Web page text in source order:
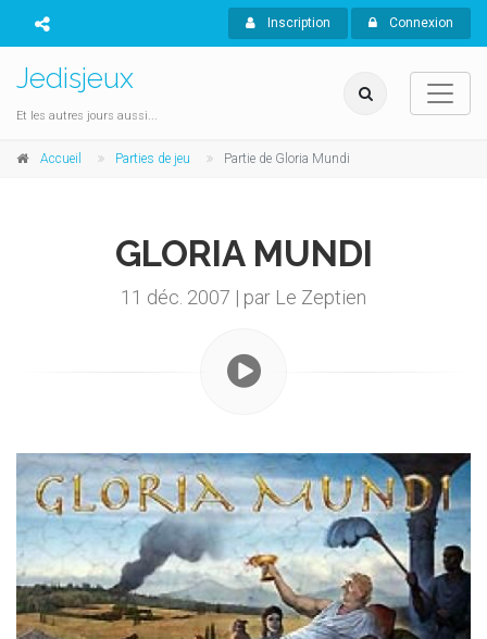
Inscription Connexion
Jedisjeux
Et les autres jours aussi...
Accueil Parties de jeu Partie de Gloria Mundi
GLORIA MUNDI
11 déc. 2007 | par Le Zeptien